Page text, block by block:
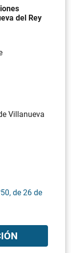
del Rey
Villanueva
de 26 de